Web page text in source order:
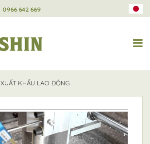
0966 642 669
XUẤT KHẨU LAO ĐỘNG